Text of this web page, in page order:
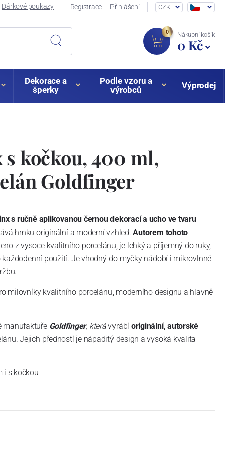
Dárkové poukazy Registrace Přihlášení CZK
0 Nákupní košík
0 Kč
Dekorace a
šperky
Podle vzoru a
výrobců
Výprodej
kočkou, 400 ml,
Goldfinger
s ručně aplikovanou černou dekoracía ucho ve tvaru
hrnku originální a moderní vzhled.Autorem tohoto
z vysoce kvalitního porcelánu, je lehký a příjemný do ruky,
použití. Jevhodný do myčky nádobí i mikrovlnné
milovníky kvalitního porcelánu, moderního designu a hlavně
manufaktuře Goldfinger, kterávyrábí originální, autorské
Jejich předností je nápaditý design a vysoká kvalita
i s kočkou